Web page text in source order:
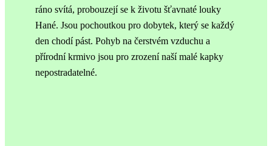
ráno svítá, probouzejí se k životu šťavnaté louky
Hané. Jsou pochoutkou pro dobytek, který se každý
den chodí pást. Pohyb na čerstvém vzduchu a
přírodní krmivo jsou pro zrození naší malé kapky
nepostradatelné.